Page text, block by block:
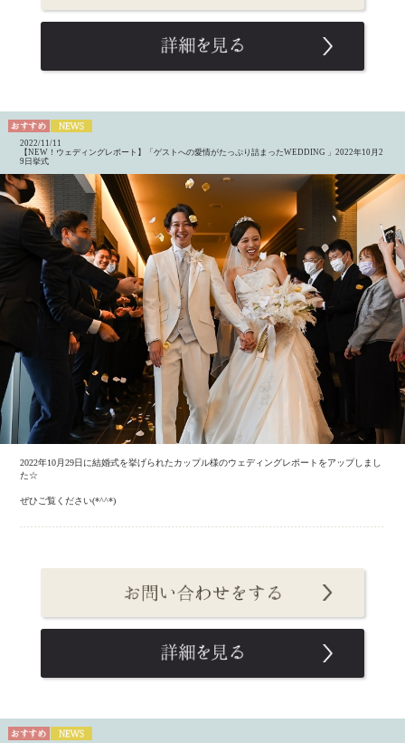
2022/11/11
【NEW！ウェディングレポート】「ゲストへの愛情がたっぷり詰まったWEDDING 」2022年10月2
9日挙式
2022年10月29日に結婚式を挙げられたカップル様のウェディングレポートをアップしまし
た☆
ぜひご覧ください(*^^*)